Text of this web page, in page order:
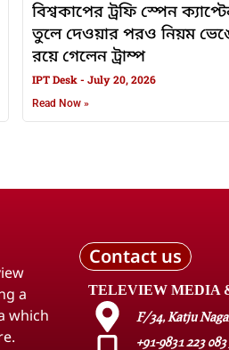
বিশ্বকাপের ট্রফি স্পেন
তুলে দেওয়ার পরও নিয়ম
রয়ে গেলেন ট্রাম্প
IPT Desk July 20, 2026
Read Now »
a
which
Contact us
TELEVIEW MEDIA
F/34, Katju
+91-9831 223